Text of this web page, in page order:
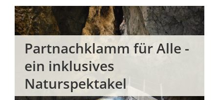
Partnachklamm für Alle -
ein inklusives
Naturspektakel